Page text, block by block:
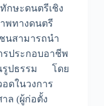
กษะดนตรีเชิง
พทางดนตรี
ชนสามารถนำ
รประกอบอาชีพ
นรูปธรรม โดย
ดในวงการ
ล (ผู้ก่อตั้ง